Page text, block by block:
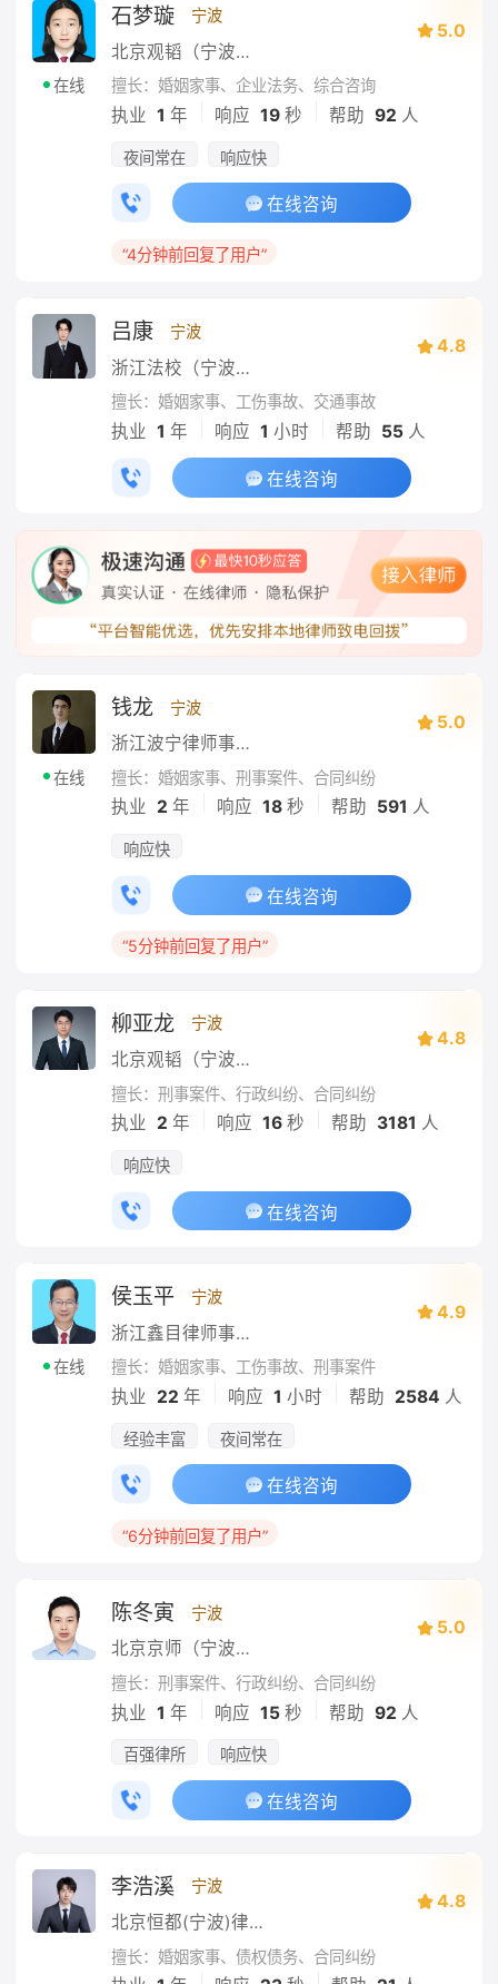
在线
石梦璇 宁波
北京观韬（宁波）律师事务所
5.0
擅长：婚姻家事、企业法务、综合咨询
执业 1 年 响应 19秒 帮助 92 人
夜间常在 响应快
在线咨询
“4分钟前回复了用户”
吕康 宁波
浙江法校（宁波）律师事务所
4.8
擅长：婚姻家事、工伤事故、交通事故
执业 1 年 响应 1 小时 帮助 55人
在线咨询
在线
钱龙 宁波
浙江波宁律师事务所
5.0
擅长：婚姻家事、刑事案件、合同纠纷
执业 2 年 响应 18秒 帮助 591 人
响应快
在线咨询
“5分钟前回复了用户”
柳亚龙 宁波
北京观韬（宁波）律师事务所
4.8
擅长：刑事案件、行政纠纷、合同纠纷
执业 2 年 响应 16秒 帮助 3181 人
响应快
在线咨询
在线
侯玉平 宁波
浙江鑫目律师事务所
4.9
擅长：婚姻家事、工伤事故、刑事案件
执业 22 年 响应 1 小时 帮助 2584 人
经验丰富 夜间常在
在线咨询
“6分钟前回复了用户”
陈冬寅 宁波
北京京师（宁波）律师事务所
5.0
擅长：刑事案件、行政纠纷、合同纠纷
执业 1 年 响应 15秒 帮助 92 人
百强律所 响应快
在线咨询
李浩溪 宁波
北京恒都(宁波)律师事务所
4.8
擅长：婚姻家事、债权债务、合同纠纷